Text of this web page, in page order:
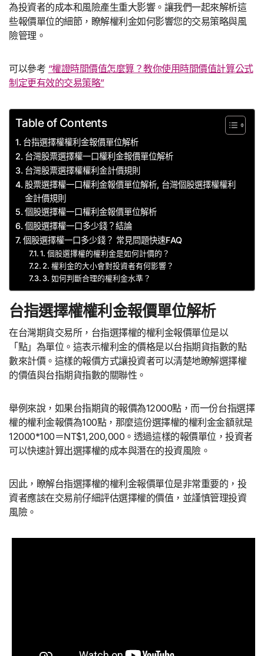
為投資者的成本和風險產生重大影響。讓我們一起來解析這
些報價單位的細節，瞭解權利金如何影響您的交易策略與風
險管理。
可以參考 “權證時間價值怎麼算？教你使用時間價值計算公式
制定更有效的交易策略”
Table of Contents
台指選擇權權利金報價單位解析
台灣股票選擇權一口權利金報價單位解析
台灣股票選擇權權利金計價規則
股票選擇權一口權利金報價單位解析, 台灣個股選擇權權利
金計價規則
個股選擇權一口權利金報價單位解析
個股選擇權一口多少錢？結論
個股選擇權一口多少錢？ 常見問題快速FAQ
1. 個股選擇權的權利金是如何計價的？
2. 權利金的大小會對投資者有何影響？
3. 如何判斷合理的權利金水準？
台指選擇權權利金報價單位解析
在台灣期貨交易所，台指選擇權的權利金報價單位是以
「點」為單位。這表示權利金的價格是以台指期貨指數的點
數來計價。這樣的報價方式讓投資者可以清楚地瞭解選擇權
的價值與台指期貨指數的關聯性。
舉例來說，如果台指期貨的報價為12000點，而一份台指選擇
權的權利金報價為100點，那麼這份選擇權的權利金金額就是
12000*100＝NT$1,200,000。透過這樣的報價單位，投資者
可以快速計算出選擇權的成本與潛在的投資風險。
因此，瞭解台指選擇權的權利金報價單位是非常重要的，投
資者應該在交易前仔細評估選擇權的價值，並謹慎管理投資
風險。